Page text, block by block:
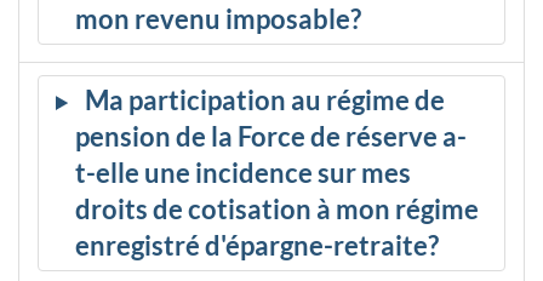
mon revenu imposable?
Ma participation au régime de
pension de la Force de réserve a-
t-elle une incidence sur mes
droits de cotisation à mon régime
enregistré d'épargne-retraite?